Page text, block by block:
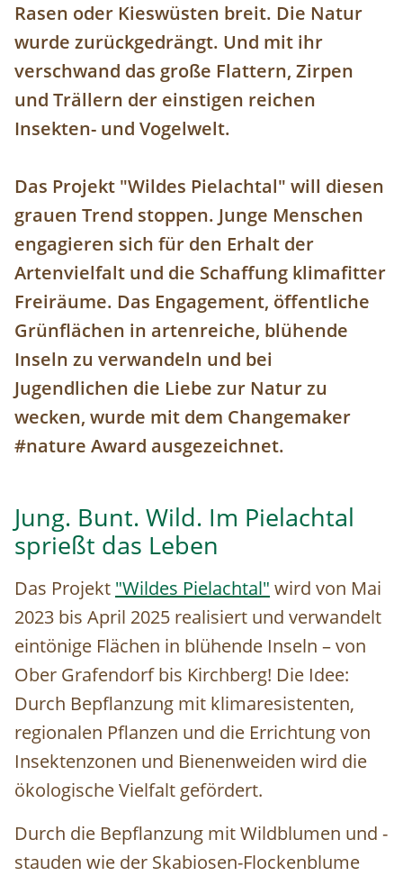
Rasen oder Kieswüsten breit. Die Natur
wurde zurückgedrängt. Und mit ihr
verschwand das große Flattern, Zirpen
und Trällern der einstigen reichen
Insekten- und Vogelwelt.
Das Projekt "Wildes Pielachtal" will diesen
grauen Trend stoppen. Junge Menschen
engagieren sich für den Erhalt der
Artenvielfalt und die Schaffung klimafitter
Freiräume. Das Engagement, öffentliche
Grünflächen in artenreiche, blühende
Inseln zu verwandeln und bei
Jugendlichen die Liebe zur Natur zu
wecken, wurde mit dem Changemaker
#nature Award ausgezeichnet.
Jung. Bunt. Wild. Im Pielachtal
sprießt das Leben
Das Projekt "Wildes Pielachtal" wird von Mai
2023 bis April 2025 realisiert und verwandelt
eintönige Flächen in blühende Inseln – von
Ober Grafendorf bis Kirchberg! Die Idee:
Durch Bepflanzung mit klimaresistenten,
regionalen Pflanzen und die Errichtung von
Insektenzonen und Bienenweiden wird die
ökologische Vielfalt gefördert.
Durch die Bepflanzung mit Wildblumen und -
stauden wie der Skabiosen-Flockenblume